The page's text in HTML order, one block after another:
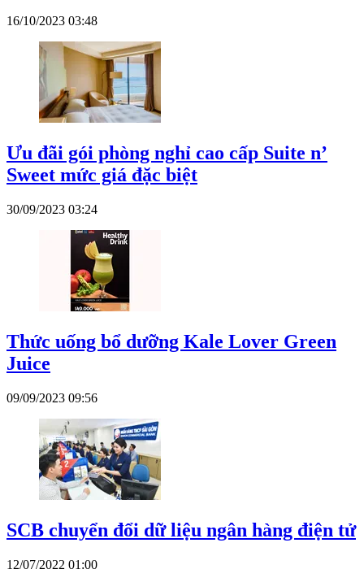
16/10/2023 03:48
Ưu đãi gói phòng nghỉ cao cấp Suite n’
Sweet mức giá đặc biệt
30/09/2023 03:24
Thức uống bổ dưỡng Kale Lover Green
Juice
09/09/2023 09:56
SCB chuyển đổi dữ liệu ngân hàng điện tử
12/07/2022 01:00